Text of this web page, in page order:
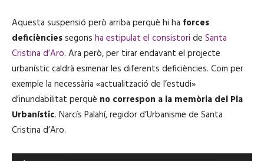
Aquesta suspensió però arriba perquè hi ha forces
deficiènciessegons ha estipulat el consistori de Santa
Cristina d’Aro. Ara però, per tirar endavant el projecte
urbanístic caldrà esmenar les diferents deficiències. Com per
exemple la necessària «actualització de l’estudi»
d’inundabilitat perquè no correspon a la memòria del Pla
Urbanístic. Narcís Palahí, regidor d’Urbanisme de Santa
Cristina d’Aro.